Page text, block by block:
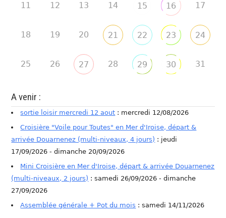
11 12 13 14 15 16 17
18 19 20 21 22 23 24
25 26 27 28 29 30 31
A venir :
sortie loisir mercredi 12 aout : mercredi 12/08/2026
Croisière "Voile pour Toutes" en Mer d'Iroise, départ &
arrivée Douarnenez (multi-niveaux, 4 jours) : jeudi
17/09/2026 - dimanche 20/09/2026
Mini Croisière en Mer d'Iroise, départ & arrivée Douarnenez
(multi-niveaux, 2 jours) : samedi 26/09/2026 - dimanche
27/09/2026
Assemblée générale + Pot du mois : samedi 14/11/2026